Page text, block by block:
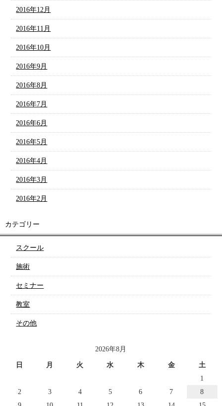
2016年12月
2016年11月
2016年10月
2016年9月
2016年8月
2016年7月
2016年6月
2016年5月
2016年4月
2016年3月
2016年2月
カテゴリー
スクール
施術
セミナー
教室
その他
2026年8月
日 月 火 水 木 金
土
1
2
3 4 5 6 7
8